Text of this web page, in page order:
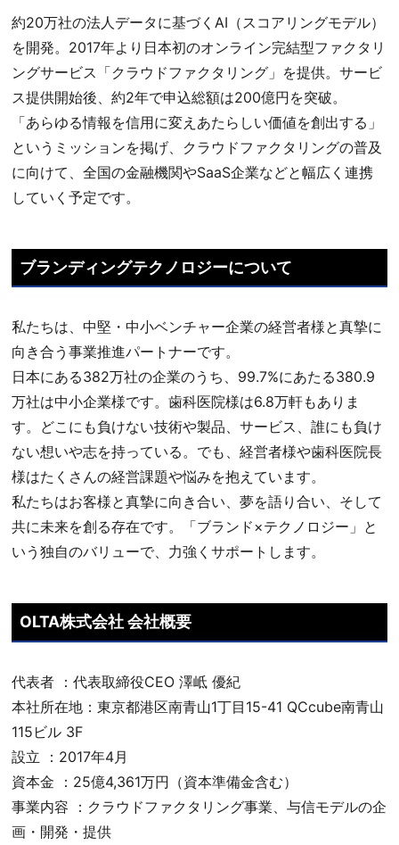
約20万社の法人データに基づくAI（スコアリングモデル）
を開発。2017年より日本初のオンライン完結型ファクタリ
ングサービス「クラウドファクタリング」を提供。サービ
ス提供開始後、約2年で申込総額は200億円を突破。
「あらゆる情報を信用に変えあたらしい価値を創出する」
というミッションを掲げ、クラウドファクタリングの普及
に向けて、全国の金融機関やSaaS企業などと幅広く連携
していく予定です。
ブランディングテクノロジーについて
私たちは、中堅・中小ベンチャー企業の経営者様と真摯に
向き合う事業推進パートナーです。
日本にある382万社の企業のうち、99.7%にあたる380.9
万社は中小企業様です。歯科医院様は6.8万軒もありま
す。どこにも負けない技術や製品、サービス、誰にも負け
ない想いや志を持っている。でも、経営者様や歯科医院長
様はたくさんの経営課題や悩みを抱えています。
私たちはお客様と真摯に向き合い、夢を語り合い、そして
共に未来を創る存在です。「ブランド×テクノロジー」と
いう独自のバリューで、力強くサポートします。
OLTA株式会社 会社概要
代表者 ：代表取締役CEO 澤岻 優紀
本社所在地：東京都港区南青山1丁目15-41 QCcube南青山
115ビル 3F
設立 ：2017年4月
資本金 ：25億4,361万円（資本準備金含む）
事業内容 ：クラウドファクタリング事業、与信モデルの企
画・開発・提供